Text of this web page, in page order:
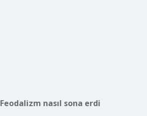
Feodalizm nasıl sona erdi